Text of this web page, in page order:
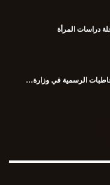
دراسات المرأة
الرسمية في وزارة…